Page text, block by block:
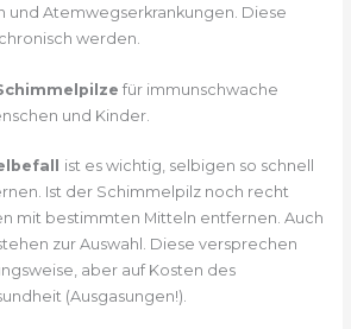
und Atemwegserkrankungen. Diese
werden.
für immunschwache
und Kinder.
ist es wichtig, selbigen so schnell
Ist der Schimmelpilz noch recht
mit bestimmten Mitteln entfernen. Auch
zur Auswahl. Diese versprechen
aber auf Kosten des
(Ausgasungen!).